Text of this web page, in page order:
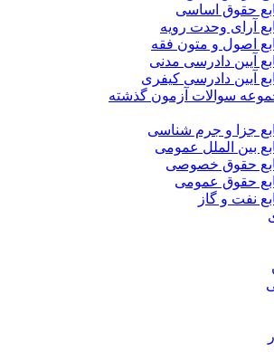
حقوق اساسی
آرای وحدت رویه
اصول و متون فقه
آیین دادرسی مدنی
آیین دادرسی کیفری
سوالات آزمون گذشته
جزا و جرم شناسی
بین الملل عمومی
حقوق خصوصی
حقوق عمومی
نفت و گاز